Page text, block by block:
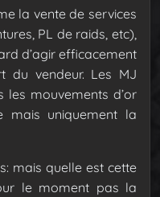
la vente de services
PL de raids, etc),
d’agir efficacement
du vendeur. Les MJ
les mouvements d’or
mais uniquement la
mais quelle est cette
le moment pas la